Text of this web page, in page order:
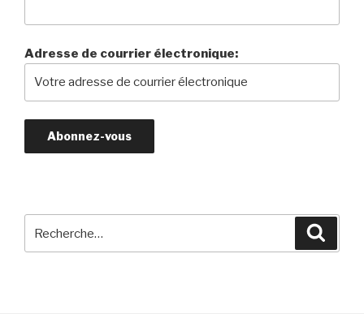
Adresse de courrier électronique:
pour